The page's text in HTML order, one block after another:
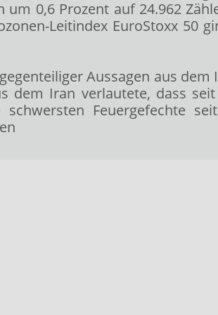
0,6 Prozent auf 24.962
Leitindex EuroStoxx 50
Aussagen aus dem
dem Iran verlautete, dass
Feuergefechte